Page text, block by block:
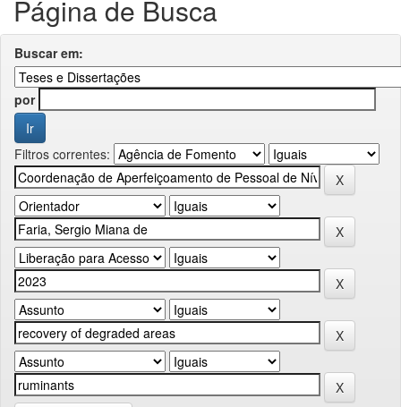
Página de Busca
Buscar em:
por
Filtros correntes: